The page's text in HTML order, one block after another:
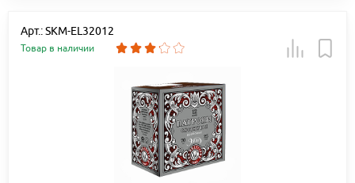
Арт.: SKM-EL32012
Товар в наличии